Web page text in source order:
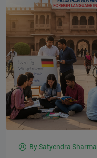
BySatyendra Sharma